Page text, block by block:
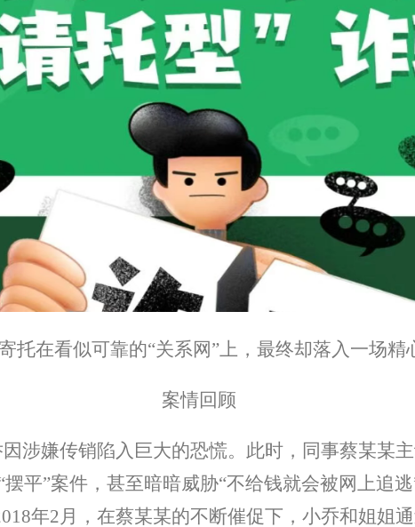
托在看似可靠的“关系网”上，最终却落入一场
案情回顾
涉嫌传销陷入巨大的恐慌。此时，同事蔡某某
平”案件，甚至暗暗威胁“不给钱就会被网上追
年2月，在蔡某某的不断催促下，小乔和姐姐